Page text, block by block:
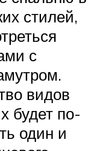
стилей,
с
видов
будет по-
один и